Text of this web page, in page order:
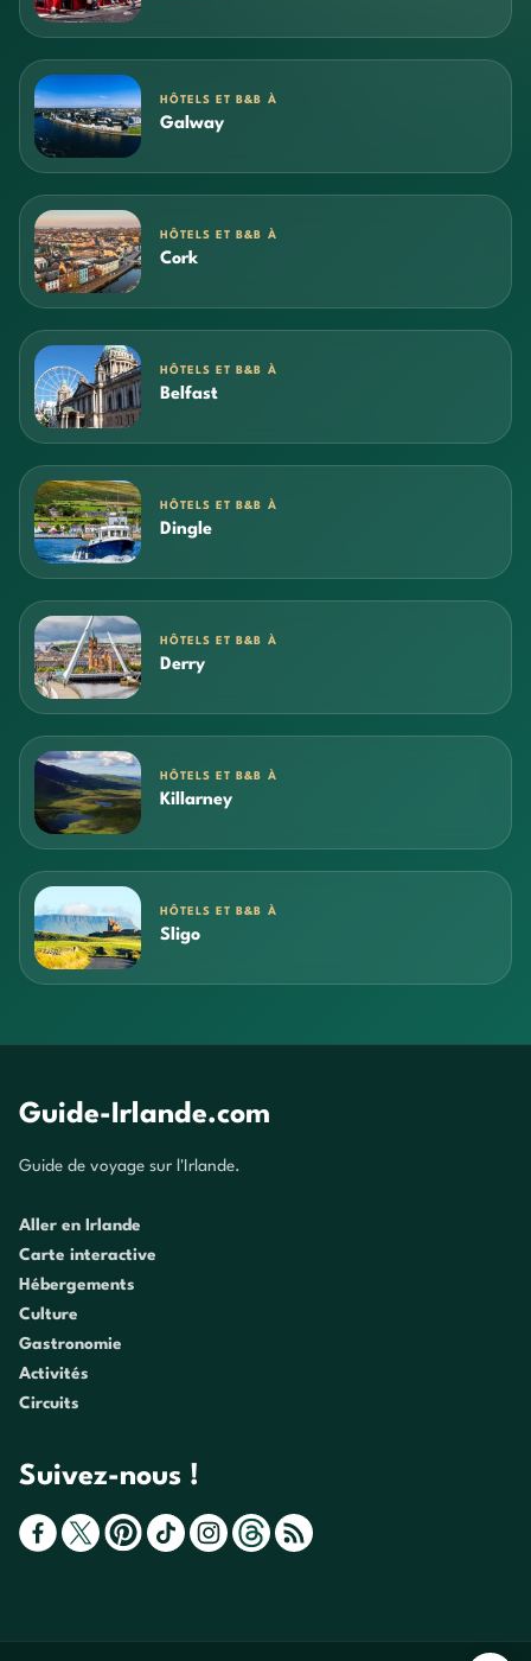
HÔTELS ET B&B À
Galway
HÔTELS ET B&B À
Cork
HÔTELS ET B&B À
Belfast
HÔTELS ET B&B À
Dingle
HÔTELS ET B&B À
Derry
HÔTELS ET B&B À
Killarney
HÔTELS ET B&B À
Sligo
Guide-Irlande.com
Guide de voyage sur l'Irlande.
Aller en Irlande
Carte interactive
Hébergements
Culture
Gastronomie
Activités
Circuits
Suivez-nous !